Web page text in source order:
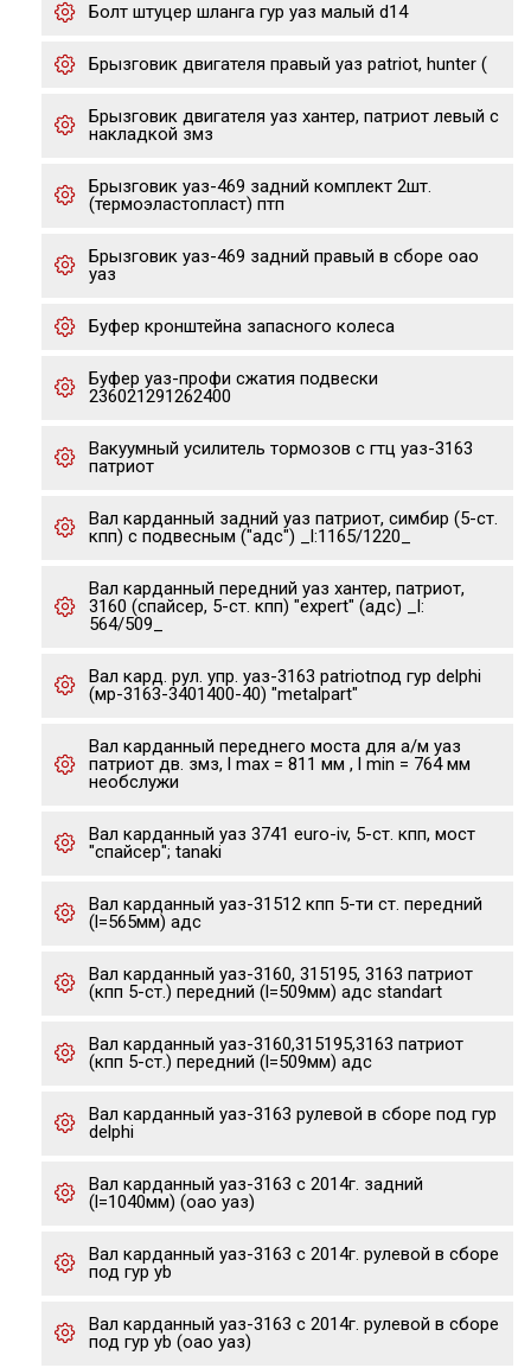
Болт штуцер шланга гур уаз малый d14
Брызговик двигателя правый уаз patriot, hunter (
Брызговик двигателя уаз хантер, патриот левый с
накладкой змз
Брызговик уаз-469 задний комплект 2шт.
(термоэластопласт) птп
Брызговик уаз-469 задний правый в сборе оао
уаз
Буфер кронштейна запасного колеса
Буфер уаз-профи сжатия подвески
236021291262400
Вакуумный усилитель тормозов с гтц уаз-3163
патриот
Вал карданный задний уаз патриот, симбир (5-ст.
кпп) с подвесным ("адс") _l:1165/1220_
Вал карданный передний уаз хантер, патриот,
3160 (спайсер, 5-ст. кпп) "expert" (адс) _l:
564/509_
Вал кард. рул. упр. уаз-3163 patriotпод гур delphi
(мр-3163-3401400-40) "metalpart"
Вал карданный переднего моста для а/м уаз
патриот дв. змз, l max = 811 мм , l min = 764 мм
необслужи
Вал карданный уаз 3741 euro-iv, 5-ст. кпп, мост
"спайсер"; tanaki
Вал карданный уаз-31512 кпп 5-ти ст. передний
(l=565мм) адс
Вал карданный уаз-3160, 315195, 3163 патриот
(кпп 5-ст.) передний (l=509мм) адс standart
Вал карданный уаз-3160,315195,3163 патриот
(кпп 5-ст.) передний (l=509мм) адс
Вал карданный уаз-3163 рулевой в сборе под гур
delphi
Вал карданный уаз-3163 с 2014г. задний
(l=1040мм) (оао уаз)
Вал карданный уаз-3163 с 2014г. рулевой в сборе
под гур yb
Вал карданный уаз-3163 с 2014г. рулевой в сборе
под гур yb (оао уаз)